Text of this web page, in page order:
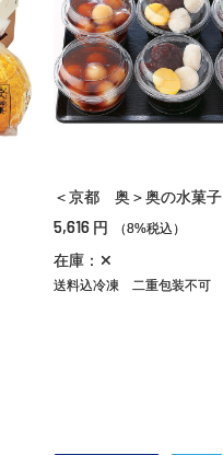
＜京都 奥＞奥の水菓子
5,616 円 （8%税込）
在庫：✕
送料込冷凍 二重包装不可